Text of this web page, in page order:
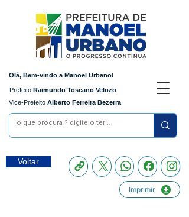
Olá, Bem-vindo a Manoel Urbano!
Prefeito Raimundo Toscano Velozo
Vice-Prefeito Alberto Ferreira Bezerra
Voltar
Imprimir